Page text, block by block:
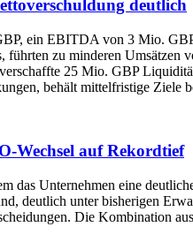
deutlich
ein EBITDA von 3 Mio.
zu minderen
25 Mio. GBP
behält mittelfristige Ziele
Wechsel auf Rekordtief
Unternehmen eine
deutlich unter bisherigen
Die Kombination